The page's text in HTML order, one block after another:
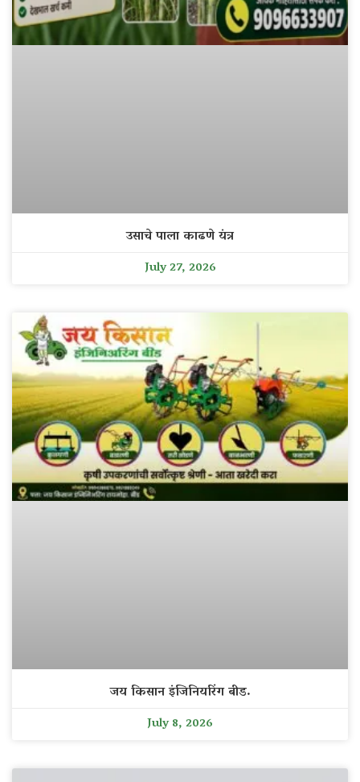
उसाचे पाला काढणे यंत्र
July 27, 2026
जय किसान इंजिनियरिंग बीड.
July 8, 2026